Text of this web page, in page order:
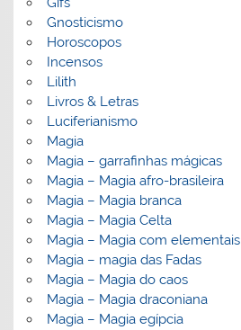
Gnosticismo
Horoscopos
Incensos
Lilith
Livros & Letras
Luciferianismo
Magia
Magia – garrafinhas mágicas
Magia – Magia afro-brasileira
Magia – Magia branca
Magia – Magia Celta
Magia – Magia com elementais
Magia – magia das Fadas
Magia – Magia do caos
Magia – Magia draconiana
Magia – Magia egípcia